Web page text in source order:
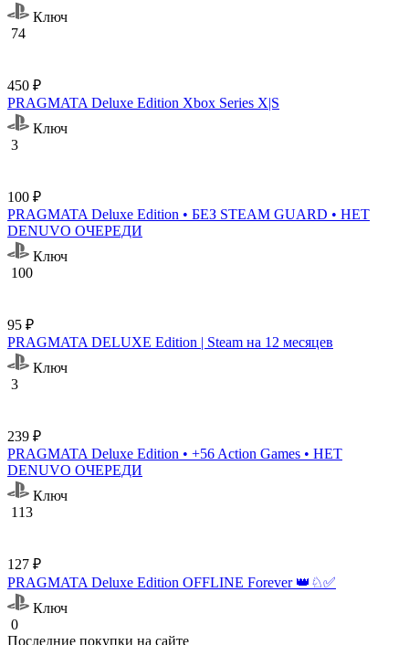
Ключ
74
450 ₽
PRAGMATA Deluxe Edition Xbox Series X|S
Ключ
3
100 ₽
PRAGMATA Deluxe Edition • БЕЗ STEAM GUARD • НЕТ
DENUVO ОЧЕРЕДИ
Ключ
100
95 ₽
PRAGMATA DELUXE Edition | Steam на 12 месяцев
Ключ
3
239 ₽
PRAGMATA Deluxe Edition • +56 Action Games • НЕТ
DENUVO ОЧЕРЕДИ
Ключ
113
127 ₽
PRAGMATA Deluxe Edition OFFLINE Forever 👑♘✅
Ключ
0
Последние покупки на сайте